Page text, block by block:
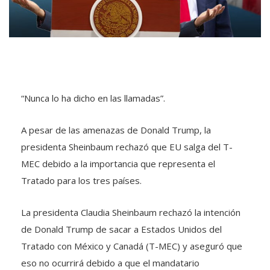
“Nunca lo ha dicho en las llamadas”.
A pesar de las amenazas de Donald Trump, la
presidenta Sheinbaum rechazó que EU salga del T-
MEC debido a la importancia que representa el
Tratado para los tres países.
La presidenta Claudia Sheinbaum rechazó la intención
de Donald Trump de sacar a Estados Unidos del
Tratado con México y Canadá (T-MEC) y aseguró que
eso no ocurrirá debido a que el mandatario